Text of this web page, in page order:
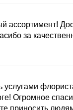
ассортимент!
за
услугами
Огромное
приносить